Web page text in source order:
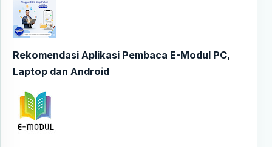
Rekomendasi Aplikasi Pembaca E-Modul PC,
Laptop dan Android